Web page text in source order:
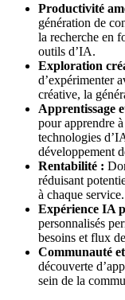
Productivité
génération de
la recherche en
outils d’IA.
Exploration
d’expérimenter
créative, la
Apprentissage
pour apprendre
technologies
développement
Rentabilité :
réduisant
à chaque service.
Expérience IA
personnalisés
besoins et flux
Communauté
découverte
sein de la